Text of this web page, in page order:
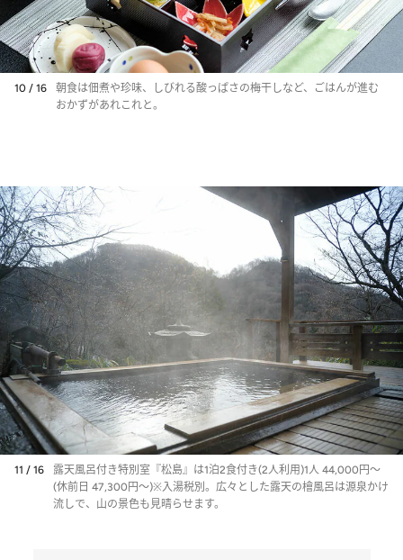
10 / 16
朝食は佃煮や珍味、しびれる酸っぱさの梅干しなど、ごはんが進む
おかずがあれこれと。
11 / 16
露天風呂付き特別室『松島』は1泊2食付き(2人利用)1人 44,000円～
(休前日 47,300円～)※入湯税別。広々とした露天の檜風呂は源泉かけ
流しで、山の景色も見晴らせます。